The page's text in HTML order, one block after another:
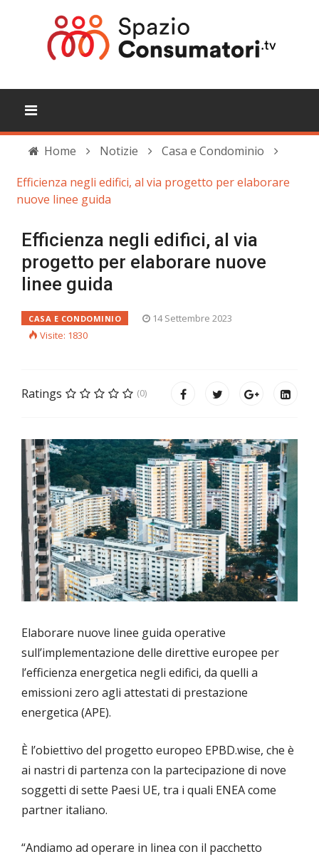
Home Notizie
Casa e Condominio
Efficienza negli edifici, al via progetto per elaborare
nuove linee guida
Efficienza negli edifici, al via
progetto per elaborare nuove
linee guida
CASA E CONDOMINIO
14 Settembre 2023
Visite: 1830
Ratings (0)
Elaborare nuove linee guida operative
sull’implementazione delle direttive europee per
l’efficienza energetica negli edifici, da quelli a
emissioni zero agli attestati di prestazione
energetica (APE).
È l’obiettivo del progetto europeo EPBD.wise, che è
ai nastri di partenza con la partecipazione di nove
soggetti di sette Paesi UE, tra i quali ENEA come
partner italiano.
“Andiamo ad operare in linea con il pacchetto